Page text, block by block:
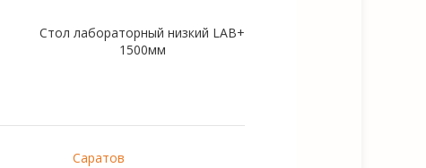
Стол лабораторный низкий LAB+
1500мм
Саратов